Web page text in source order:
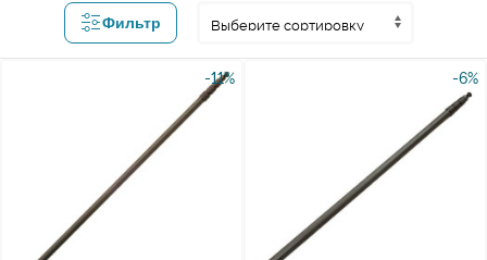
Фильтр
-11% -6%